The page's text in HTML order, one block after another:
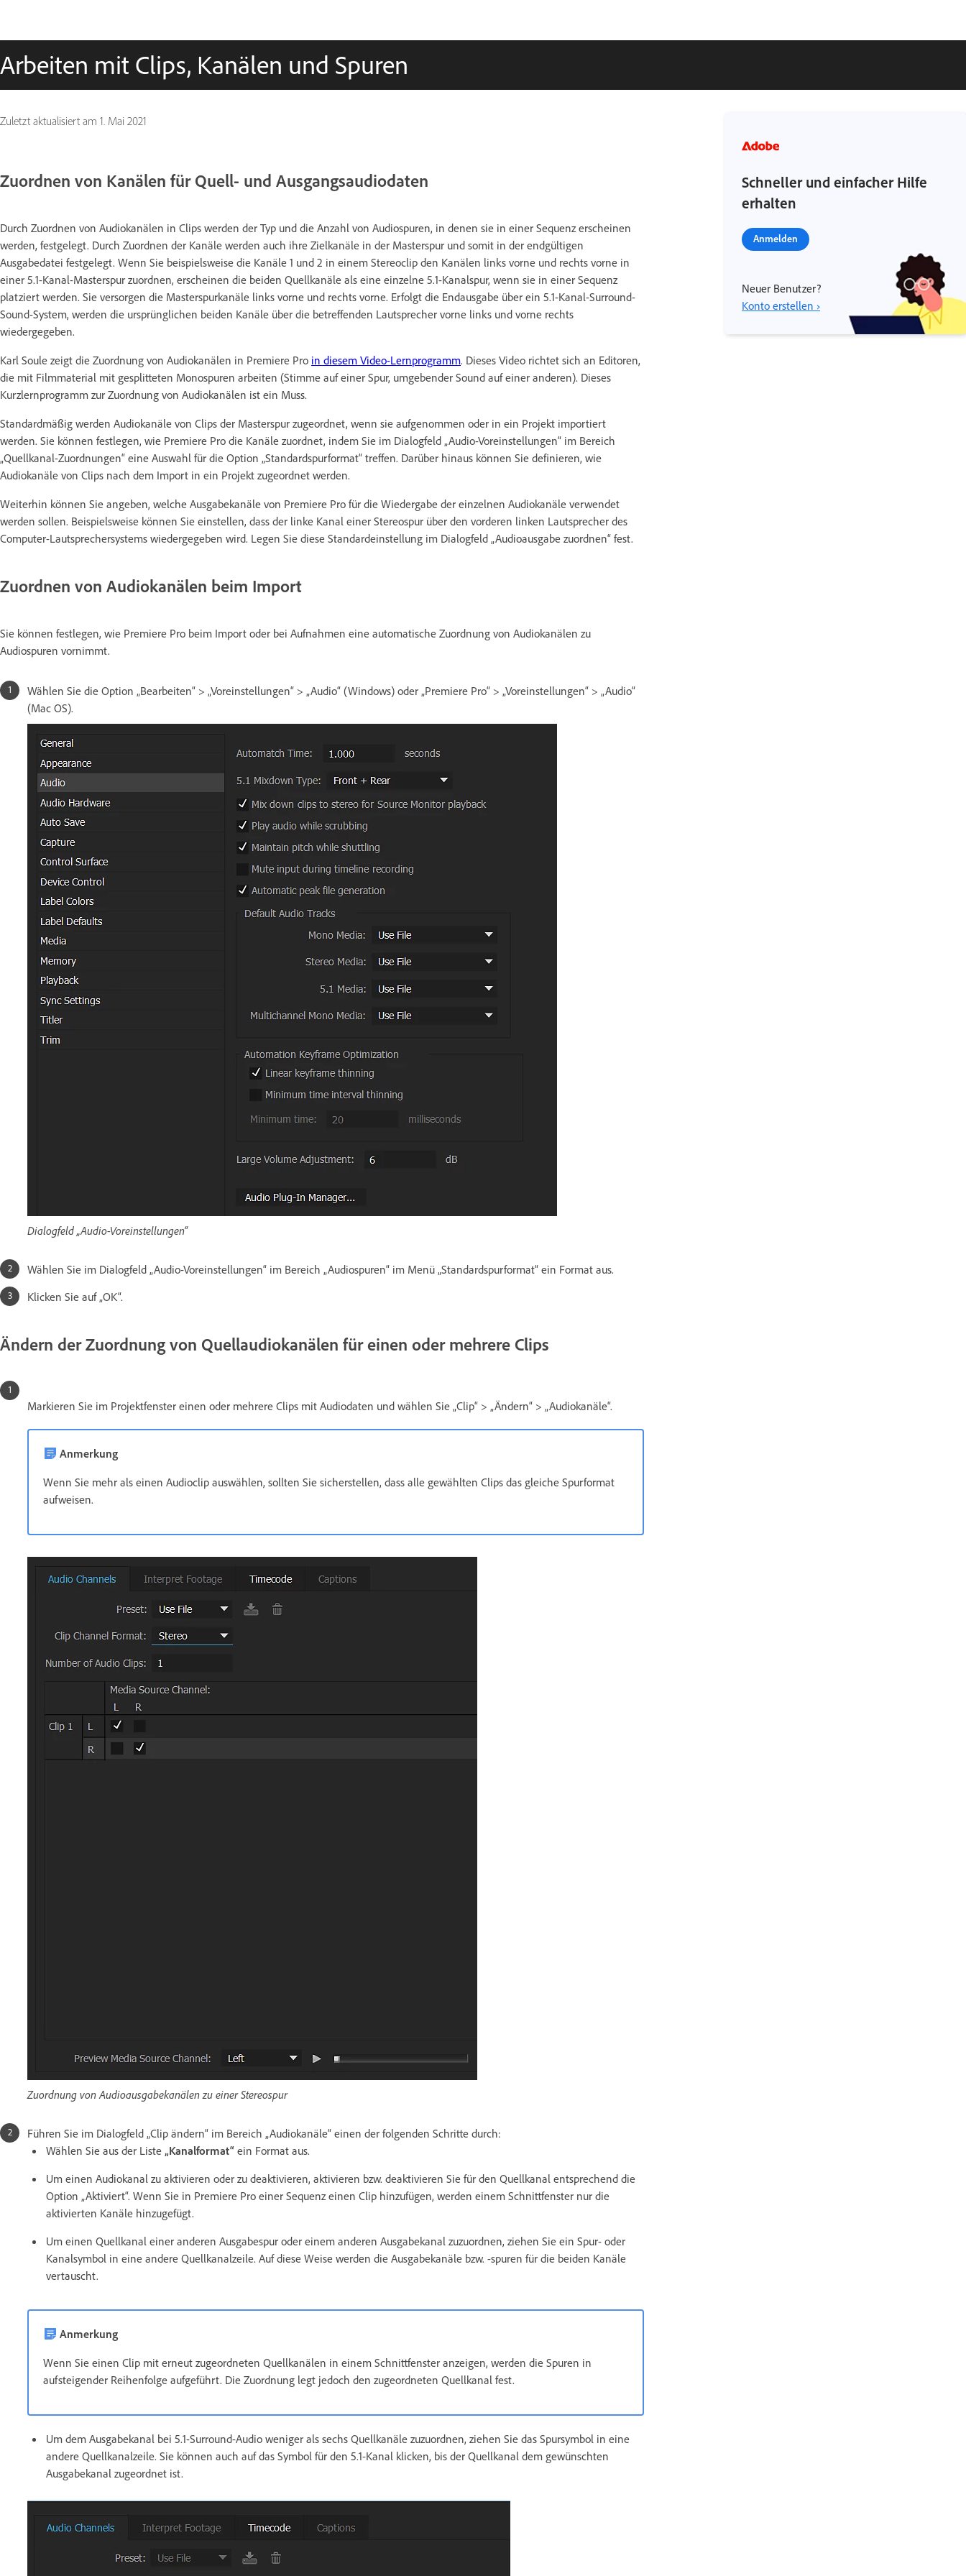
Arbeiten mit Clips, Kanälen und Spuren
Zuletzt aktualisiert am 1. Mai 2021
Zuordnen von Kanälen für Quell- und Ausgangsaudiodaten
Durch Zuordnen von Audiokanälen in Clips werden der Typ und die Anzahl von Audiospuren, in denen sie in einer Sequenz erscheinen
werden, festgelegt. Durch Zuordnen der Kanäle werden auch ihre Zielkanäle in der Masterspur und somit in der endgültigen
Ausgabedatei festgelegt. Wenn Sie beispielsweise die Kanäle 1 und 2 in einem Stereoclip den Kanälen links vorne und rechts vorne in
einer 5.1-Kanal-Masterspur zuordnen, erscheinen die beiden Quellkanäle als eine einzelne 5.1-Kanalspur, wenn sie in einer Sequenz
platziert werden. Sie versorgen die Masterspurkanäle links vorne und rechts vorne. Erfolgt die Endausgabe über ein 5.1-Kanal-Surround-
Sound-System, werden die ursprünglichen beiden Kanäle über die betreffenden Lautsprecher vorne links und vorne rechts
wiedergegeben.
Karl Soule zeigt die Zuordnung von Audiokanälen in Premiere Pro in diesem Video-Lernprogramm. Dieses Video richtet sich an Editoren,
die mit Filmmaterial mit gesplitteten Monospuren arbeiten (Stimme auf einer Spur, umgebender Sound auf einer anderen). Dieses
Kurzlernprogramm zur Zuordnung von Audiokanälen ist ein Muss.
Standardmäßig werden Audiokanäle von Clips der Masterspur zugeordnet, wenn sie aufgenommen oder in ein Projekt importiert
werden. Sie können festlegen, wie Premiere Pro die Kanäle zuordnet, indem Sie im Dialogfeld „Audio-Voreinstellungen“ im Bereich
„Quellkanal-Zuordnungen“ eine Auswahl für die Option „Standardspurformat“ treffen. Darüber hinaus können Sie definieren, wie
Audiokanäle von Clips nach dem Import in ein Projekt zugeordnet werden.
Weiterhin können Sie angeben, welche Ausgabekanäle von Premiere Pro für die Wiedergabe der einzelnen Audiokanäle verwendet
werden sollen. Beispielsweise können Sie einstellen, dass der linke Kanal einer Stereospur über den vorderen linken Lautsprecher des
Computer-Lautsprechersystems wiedergegeben wird. Legen Sie diese Standardeinstellung im Dialogfeld „Audioausgabe zuordnen“ fest.
Zuordnen von Audiokanälen beim Import
Sie können festlegen, wie Premiere Pro beim Import oder bei Aufnahmen eine automatische Zuordnung von Audiokanälen zu
Audiospuren vornimmt.
Wählen Sie die Option „Bearbeiten“ > „Voreinstellungen“ > „Audio“ (Windows) oder „Premiere Pro“ > „Voreinstellungen“ > „Audio“
(Mac OS).
Dialogfeld „Audio-Voreinstellungen“
Wählen Sie im Dialogfeld „Audio-Voreinstellungen“ im Bereich „Audiospuren“ im Menü „Standardspurformat“ ein Format aus.
Klicken Sie auf „OK“.
Ändern der Zuordnung von Quellaudiokanälen für einen oder mehrere Clips
Markieren Sie im Projektfenster einen oder mehrere Clips mit Audiodaten und wählen Sie „Clip“ > „Ändern“ > „Audiokanäle“.
Anmerkung
Wenn Sie mehr als einen Audioclip auswählen, sollten Sie sicherstellen, dass alle gewählten Clips das gleiche Spurformat
aufweisen.
Zuordnung von Audioausgabekanälen zu einer Stereospur
Führen Sie im Dialogfeld „Clip ändern“ im Bereich „Audiokanäle“ einen der folgenden Schritte durch:
Wählen Sie aus der Liste „Kanalformat“ ein Format aus.
Um einen Audiokanal zu aktivieren oder zu deaktivieren, aktivieren bzw. deaktivieren Sie für den Quellkanal entsprechend die
Option „Aktiviert“. Wenn Sie in Premiere Pro einer Sequenz einen Clip hinzufügen, werden einem Schnittfenster nur die
aktivierten Kanäle hinzugefügt.
Um einen Quellkanal einer anderen Ausgabespur oder einem anderen Ausgabekanal zuzuordnen, ziehen Sie ein Spur- oder
Kanalsymbol in eine andere Quellkanalzeile. Auf diese Weise werden die Ausgabekanäle bzw. -spuren für die beiden Kanäle
vertauscht.
Anmerkung
Wenn Sie einen Clip mit erneut zugeordneten Quellkanälen in einem Schnittfenster anzeigen, werden die Spuren in
aufsteigender Reihenfolge aufgeführt. Die Zuordnung legt jedoch den zugeordneten Quellkanal fest.
Um dem Ausgabekanal bei 5.1-Surround-Audio weniger als sechs Quellkanäle zuzuordnen, ziehen Sie das Spursymbol in eine
andere Quellkanalzeile. Sie können auch auf das Symbol für den 5.1-Kanal klicken, bis der Quellkanal dem gewünschten
Ausgabekanal zugeordnet ist.
Schneller und einfacher Hilfe
erhalten
Anmelden
Neuer Benutzer?
Konto erstellen ›